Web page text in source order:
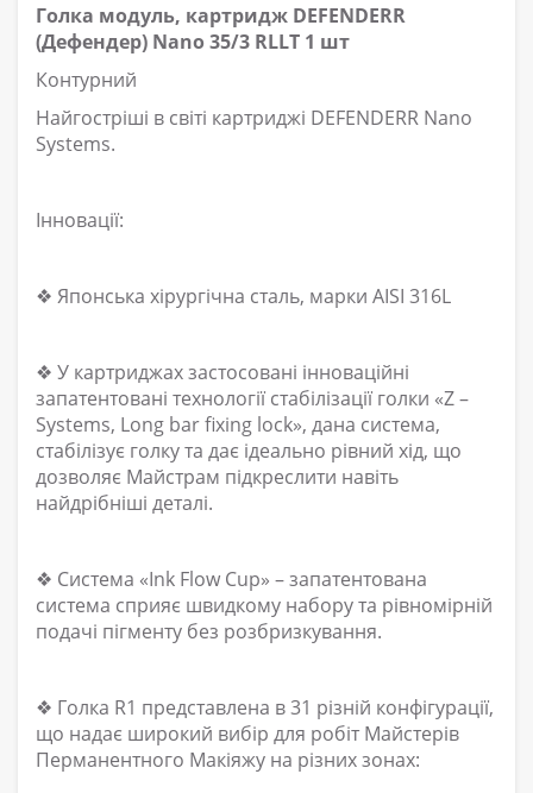
Голка модуль, картридж DEFENDERR
(Дефендер) Nano 35/3 RLLT 1 шт
Контурний
Найгостріші в світі картриджі DEFENDERR Nano
Systems.
Інновації:
❖ Японська хірургічна сталь, марки AISI 316L
❖ У картриджах застосовані інноваційні
запатентовані технології стабілізації голки «Z –
Systems, Long bar fixing lock», дана система,
стабілізує голку та дає ідеально рівний хід, що
дозволяє Майстрам підкреслити навіть
найдрібніші деталі.
❖ Система «Ink Flow Cup» – запатентована
система сприяє швидкому набору та рівномірній
подачі пігменту без розбризкування.
❖ Голка R1 представлена ​​в 31 різній конфігурації,
що надає широкий вибір для робіт Майстерів
Перманентного Макіяжу на різних зонах: